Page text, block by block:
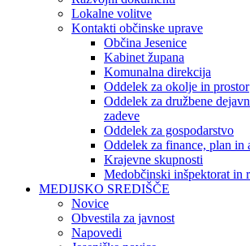
Lokalne volitve
Kontakti občinske uprave
Občina Jesenice
Kabinet župana
Komunalna direkcija
Oddelek za okolje in prostor
Oddelek za družbene
zadeve
Oddelek za gospodarstvo
Oddelek za finance, plan in
Krajevne skupnosti
Medobčinski inšpektorat in
MEDIJSKO SREDIŠČE
Novice
Obvestila za javnost
Napovedi